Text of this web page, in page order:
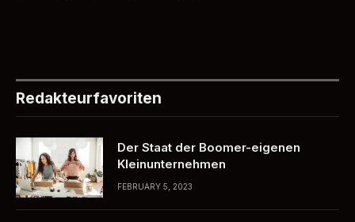
Redakteurfavoriten
Der Staat der Boomer-eigenen
Kleinunternehmen
FEBRUARY 5, 2023